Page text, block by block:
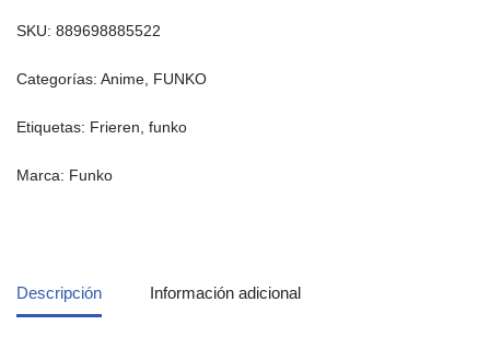
SKU: 889698885522
Categorías: Anime, FUNKO
Etiquetas: Frieren, funko
Marca: Funko
Descripción Información adicional